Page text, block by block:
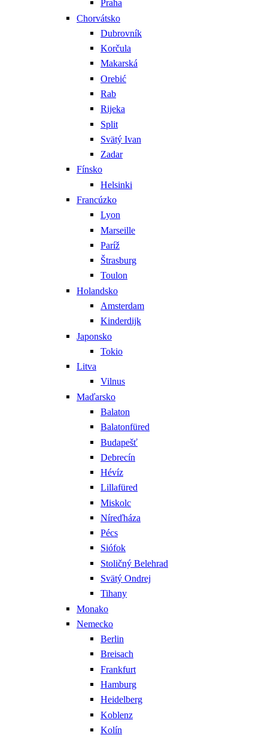
Praha
Chorvátsko
Dubrovník
Korčula
Makarská
Orebić
Rab
Rijeka
Split
Svätý Ivan
Zadar
Fínsko
Helsinki
Francúzko
Lyon
Marseille
Paríž
Štrasburg
Toulon
Holandsko
Amsterdam
Kinderdijk
Japonsko
Tokio
Litva
Vilnus
Maďarsko
Balaton
Balatonfüred
Budapešť
Debrecín
Hévíz
Lillafüred
Miskolc
Níreďháza
Pécs
Siófok
Stoličný Belehrad
Svätý Ondrej
Tihany
Monako
Nemecko
Berlin
Breisach
Frankfurt
Hamburg
Heidelberg
Koblenz
Kolín